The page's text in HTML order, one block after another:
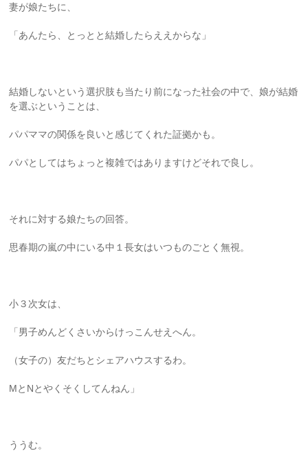
妻が娘たちに、
「あんたら、とっとと結婚したらええからな」
結婚しないという選択肢も当たり前になった社会の中で、娘が結婚
を選ぶということは、
パパママの関係を良いと感じてくれた証拠かも。
パパとしてはちょっと複雑ではありますけどそれで良し。
それに対する娘たちの回答。
思春期の嵐の中にいる中１長女はいつものごとく無視。
小３次女は、
「男子めんどくさいからけっこんせえへん。
（女子の）友だちとシェアハウスするわ。
MとNとやくそくしてんねん」
ううむ。